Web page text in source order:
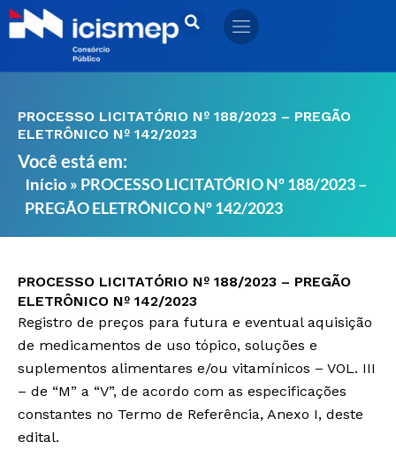
Ir
para
PROCESSO LICITATÓRIO Nº 188/2023 – PREGÃO
ELETRÔNICO Nº 142/2023
Você está em:
Início » PROCESSO LICITATÓRIO Nº 188/2023 –
PREGÃO ELETRÔNICO Nº 142/2023
PROCESSO LICITATÓRIO Nº 188/2023 – PREGÃO
ELETRÔNICO Nº 142/2023
Registro de preços para futura e eventual aquisição
de medicamentos de uso tópico, soluções e
suplementos alimentares e/ou vitamínicos – VOL. III
– de “M” a “V”, de acordo com as especificações
constantes no Termo de Referência, Anexo I, deste
edital.